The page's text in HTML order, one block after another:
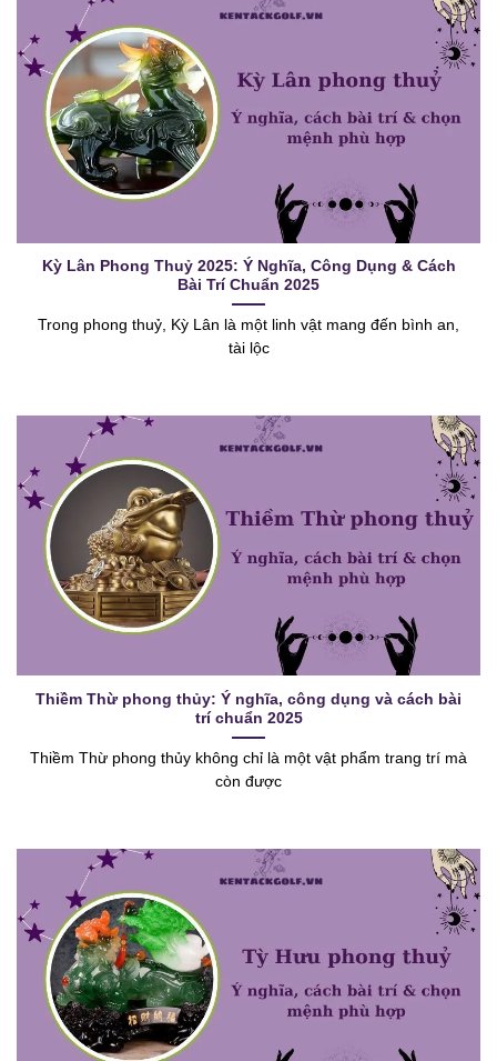
Kỳ Lân Phong Thuỷ 2025: Ý Nghĩa, Công Dụng & Cách
Bài Trí Chuẩn 2025
Trong phong thuỷ, Kỳ Lân là một linh vật mang đến bình an,
tài lộc
Thiềm Thừ phong thủy: Ý nghĩa, công dụng và cách bài
trí chuẩn 2025
Thiềm Thừ phong thủy không chỉ là một vật phẩm trang trí mà
còn được